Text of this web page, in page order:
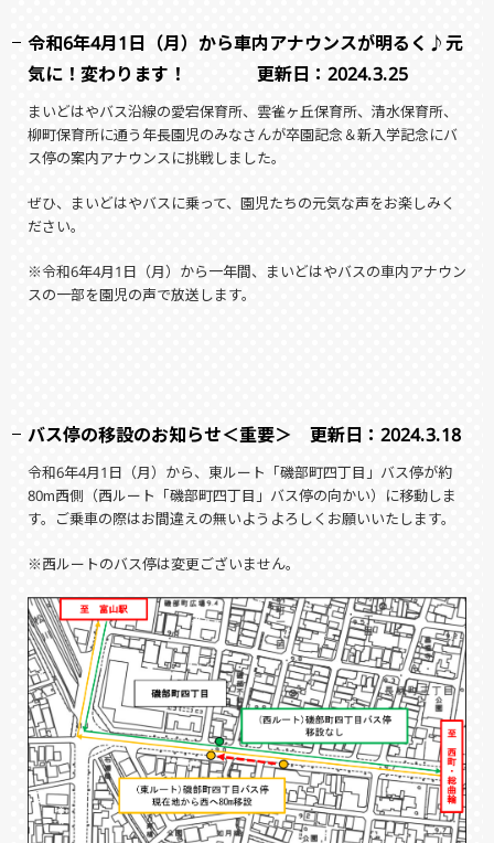
令和6年4月1日（月）から車内アナウンスが明るく♪元
気に！変わります！ 更新日：2024.3.25
まいどはやバス沿線の愛宕保育所、雲雀ヶ丘保育所、清水保育所、
柳町保育所に通う年長園児のみなさんが卒園記念＆新入学記念にバ
ス停の案内アナウンスに挑戦しました。
ぜひ、まいどはやバスに乗って、園児たちの元気な声をお楽しみく
ださい。
※令和6年4月1日（月）から一年間、まいどはやバスの車内アナウン
スの一部を園児の声で放送します。
バス停の移設のお知らせ＜重要＞ 更新日：2024.3.18
令和6年4月1日（月）から、東ルート「磯部町四丁目」バス停が約
80m西側（西ルート「磯部町四丁目」バス停の向かい）に移動しま
す。ご乗車の際はお間違えの無いようよろしくお願いいたします。
※西ルートのバス停は変更ございません。